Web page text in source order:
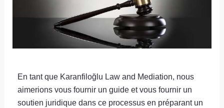
En tant que Karanfiloğlu Law and Mediation, nous
aimerions vous fournir un guide et vous fournir un
soutien juridique dans ce processus en préparant un